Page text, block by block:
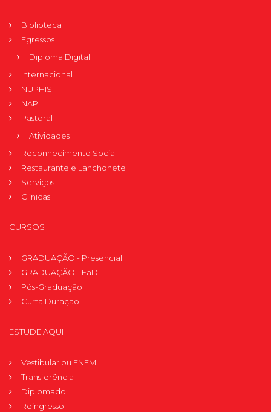
Biblioteca
Egressos
Diploma Digital
Internacional
NUPHIS
NAPI
Pastoral
Atividades
Reconhecimento Social
Restaurante e Lanchonete
Serviços
Clínicas
CURSOS
GRADUAÇÃO - Presencial
GRADUAÇÃO - EaD
Pós-Graduação
Curta Duração
ESTUDE AQUI
Vestibular ou ENEM
Transferência
Diplomado
Reingresso